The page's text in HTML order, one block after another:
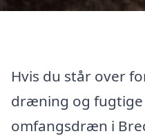
Hvis du står over
dræning og
omfangsdræn i